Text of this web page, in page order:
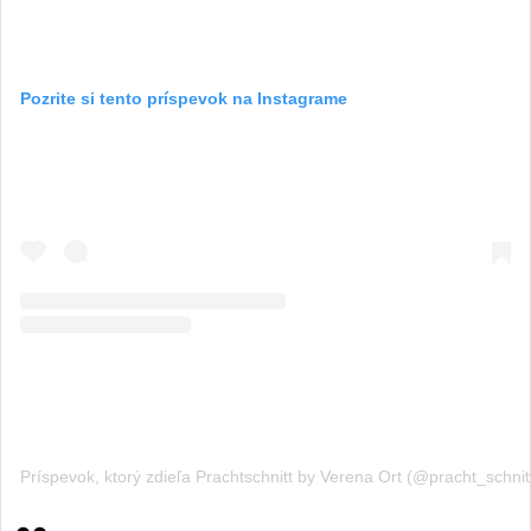
Pozrite si tento príspevok na Instagrame
Príspevok, ktorý zdieľa Prachtschnitt by Verena Ort